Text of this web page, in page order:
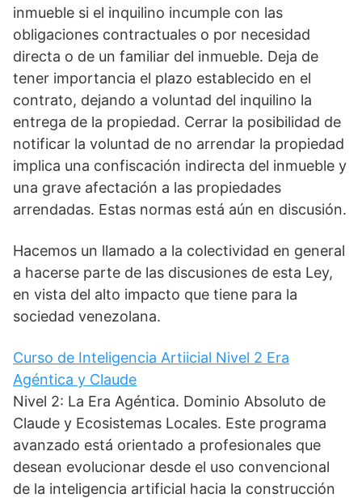
inmueble si el inquilino incumple con las
obligaciones contractuales o por necesidad
directa o de un familiar del inmueble. Deja de
tener importancia el plazo establecido en el
contrato, dejando a voluntad del inquilino la
entrega de la propiedad. Cerrar la posibilidad de
notificar la voluntad de no arrendar la propiedad
implica una confiscación indirecta del inmueble y
una grave afectación a las propiedades
arrendadas. Estas normas está aún en discusión.
Hacemos un llamado a la colectividad en general
a hacerse parte de las discusiones de esta Ley,
en vista del alto impacto que tiene para la
sociedad venezolana.
Curso de Inteligencia Artiicial Nivel 2 Era
Agéntica y Claude
Nivel 2: La Era Agéntica. Dominio Absoluto de
Claude y Ecosistemas Locales. Este programa
avanzado está orientado a profesionales que
desean evolucionar desde el uso convencional
de la inteligencia artificial hacia la construcción